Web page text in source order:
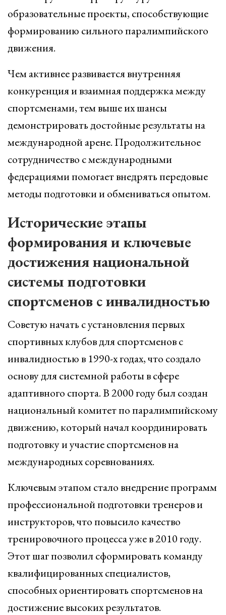
образовательные проекты, способствующие
формированию сильного паралимпийского
движения.
Чем активнее развивается внутренняя
конкуренция и взаимная поддержка между
спортсменами, тем выше их шансы
демонстрировать достойные результаты на
международной арене. Продолжительное
сотрудничество с международными
федерациями помогает внедрять передовые
методы подготовки и обмениваться опытом.
Исторические этапы
формирования и ключевые
достижения национальной
системы подготовки
спортсменов с инвалидностью
Советую начать с установления первых
спортивных клубов для спортсменов с
инвалидностью в 1990-х годах, что создало
основу для системной работы в сфере
адаптивного спорта. В 2000 году был создан
национальный комитет по паралимпийскому
движению, который начал координировать
подготовку и участие спортсменов на
международных соревнованиях.
Ключевым этапом стало внедрение программ
профессиональной подготовки тренеров и
инструкторов, что повысило качество
тренировочного процесса уже в 2010 году.
Этот шаг позволил сформировать команду
квалифицированных специалистов,
способных ориентировать спортсменов на
достижение высоких результатов.